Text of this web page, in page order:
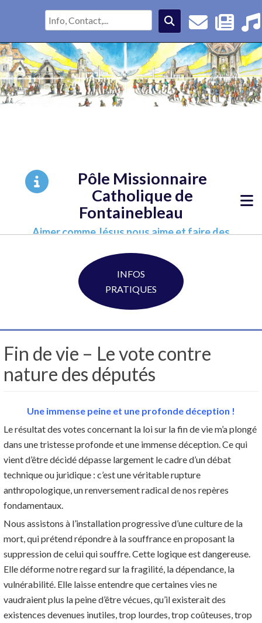
Pôle Missionnaire
Catholique de
Fontainebleau
Aimer comme Jésus nous aime et faire des
INFOS
PRATIQUES
Fin de vie – Le vote contre
nature des députés
Une immense peine et une profonde déception !
Le résultat des votes concernant la loi sur la fin de vie m’a plongé
dans une tristesse profonde et une immense déception. Ce qui
vient d’être décidé dépasse largement le cadre d’un débat
technique ou juridique : c’est une véritable rupture
anthropologique, un renversement radical de nos repères
fondamentaux.
Nous assistons à l’installation progressive d’une culture de la
mort, qui prétend répondre à la souffrance en proposant la
suppression de celui qui souffre. Cette logique est dangereuse.
Elle déforme notre regard sur la fragilité, la dépendance, la
vulnérabilité. Elle laisse entendre que certaines vies ne
vaudraient plus la peine d’être vécues, qu’il existerait des
existences devenues inutiles, trop lourdes, trop coûteuses, trop